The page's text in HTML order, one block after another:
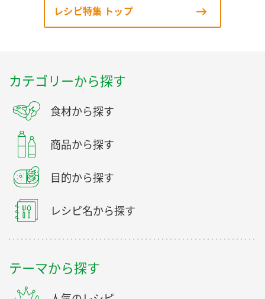
レシピ特集 トップ
カテゴリーから探す
食材から探す
商品から探す
目的から探す
レシピ名から探す
テーマから探す